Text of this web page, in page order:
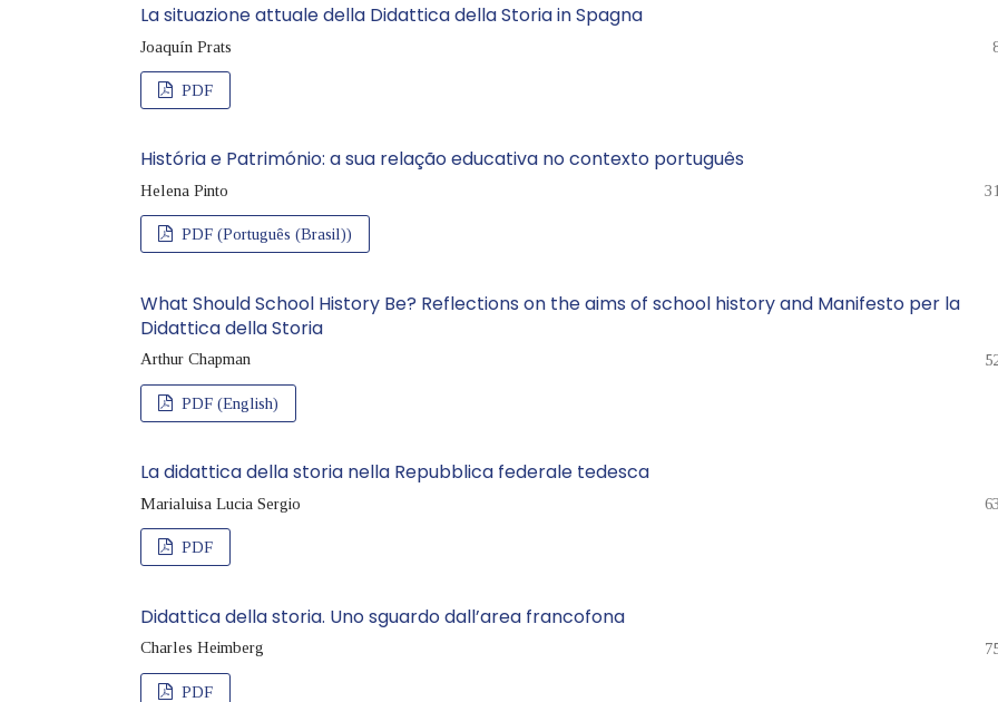
La situazione attuale della Didattica della Storia in Spagna
Joaquín Prats
PDF
História e Património: a sua relação educativa no contexto português
Helena Pinto
PDF (Português (Brasil))
What Should School History Be? Reflections on the aims of school history and Manifesto per la
Didattica della Storia
Arthur Chapman
PDF (English)
La didattica della storia nella Repubblica federale tedesca
Marialuisa Lucia Sergio
PDF
Didattica della storia. Uno sguardo dall’area francofona
Charles Heimberg
PDF